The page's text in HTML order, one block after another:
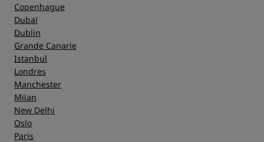
Copenhague
Dubaï
Dublin
Grande Canarie
Istanbul
Londres
Manchester
Milan
New Delhi
Oslo
Paris